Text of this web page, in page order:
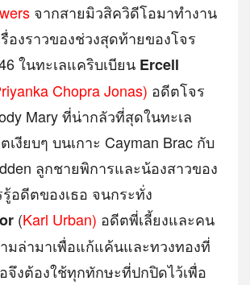
จากสายมิวสิควิดีโอมาทำงาน
องราวของช่วงสุดท้ายของโจร
ในทะเลแคริบเบียน Ercell
Chopra Jonas) อดีตโจร
Mary ที่น่ากลัวที่สุดในทะเล
งียบๆ บนเกาะ Cayman Brac กับ
ลูกชายพิการและน้องสาวของ
อดีตของเธอ จนกระทั่ง
(Karl Urban) อดีตพี่เลี้ยงและคน
มล่ามาเพื่อแก้แค้นและทวงทองที่
อจึงต้องใช้ทุกทักษะที่ปกปิดไว้เพื่อ